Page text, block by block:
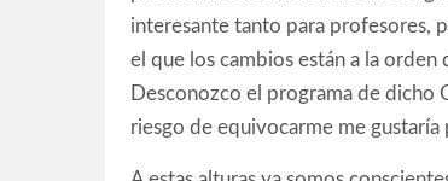
interesante tanto para profesores,
el que los cambios están a la
Desconozco el programa de dicho
riesgo de equivocarme me